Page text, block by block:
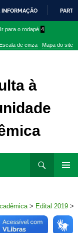
INFORMAÇÃO
Ir para o rodapé 4
de cinza Mapa do site
à
> Edital 2019 >